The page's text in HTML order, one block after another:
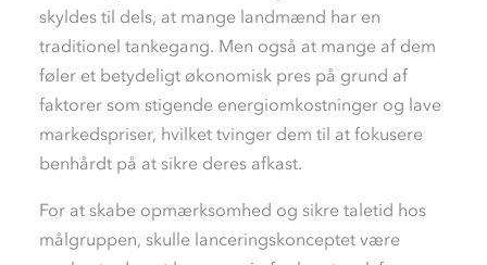
skyldes til dels, at mange landmænd har en
traditionel tankegang. Men også at mange af dem
føler et betydeligt økonomisk pres på grund af
faktorer som stigende energiomkostninger og lave
markedspriser, hvilket tvinger dem til at fokusere
benhårdt på at sikre deres afkast.
For at skabe opmærksomhed og sikre taletid hos
målgruppen, skulle lanceringskonceptet være